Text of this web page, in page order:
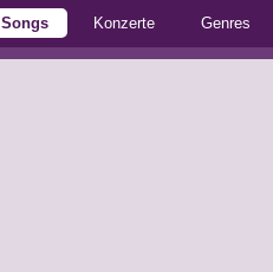
Songs Konzerte Genres